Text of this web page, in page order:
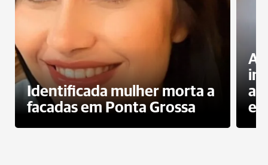
Identificada mulher morta a
facadas em Ponta Grossa